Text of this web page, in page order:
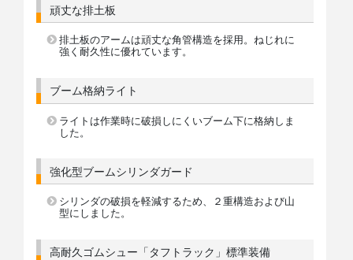
頑丈な排土板
排土板のアームは頑丈な角管構造を採用。ねじれに
強く耐久性に優れています。
ブーム格納ライト
ライトは作業時に破損しにくいブーム下に格納しま
した。
強化型ブームシリンダガード
シリンダの破損を軽減するため、２重構造および山
型にしました。
高耐久ゴムシュー「タフトラック」標準装備